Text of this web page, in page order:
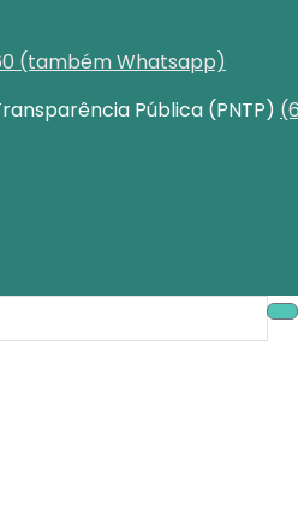
(também Whatsapp)
Pública (PNTP)